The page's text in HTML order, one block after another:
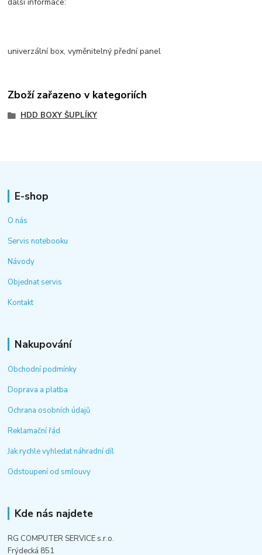
univerzální box, vyměnitelný přední panel
Zboží zařazeno v kategoriích
HDD BOXY ŠUPLÍKY
E-shop
O nás
Servis notebooku
Návody
Objednat servis
Kontakt
Nakupování
Obchodní podmínky
Doprava a platba
Ochrana osobních údajů
Reklamační řád
Jak rychle vyhledat náhradní díl
Odstoupení od smlouvy
Kde nás najdete
RG COMPUTER SERVICE s.r.o.
Frýdecká 851